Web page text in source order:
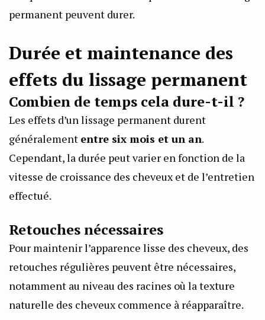
permanent peuvent durer.
Durée et maintenance des
effets du lissage permanent
Combien de temps cela dure-t-il ?
Les effets d’un lissage permanent durent
généralement entre six mois et un an.
Cependant, la durée peut varier en fonction de la
vitesse de croissance des cheveux et de l’entretien
effectué.
Retouches nécessaires
Pour maintenir l’apparence lisse des cheveux, des
retouches régulières peuvent être nécessaires,
notamment au niveau des racines où la texture
naturelle des cheveux commence à réapparaître.